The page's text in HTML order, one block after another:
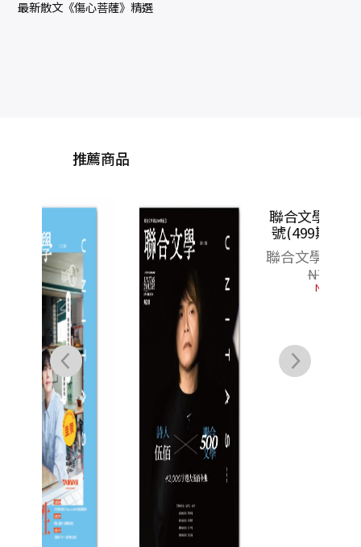
最新散文《傷心菩薩》精選
推薦商品
聯合文學2026年5月
號(499期)-ONE OK
ROCK
聯合文學雜誌編輯部
NT$